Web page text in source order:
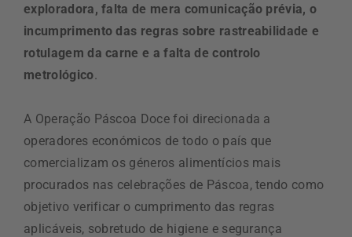
exploradora, falta de mera comunicação prévia, o
incumprimento das regras sobre rastreabilidade e
rotulagem da carne e a falta de controlo
metrológico.
A Operação Páscoa Doce foi direcionada a
operadores económicos de todo o país que
comercializam os géneros alimentícios mais
procurados nas celebrações de Páscoa, tendo como
objetivo verificar o cumprimento das regras
aplicáveis, sobretudo de higiene e segurança